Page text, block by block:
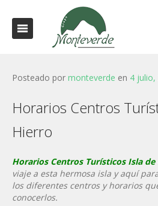
Posteado por monteverde en 4 julio,
Horarios Centros
Hierro
Horarios Centros Turísticos Isla de
viaje a esta hermosa isla y aquí
los diferentes centros y horarios
conocerlos.